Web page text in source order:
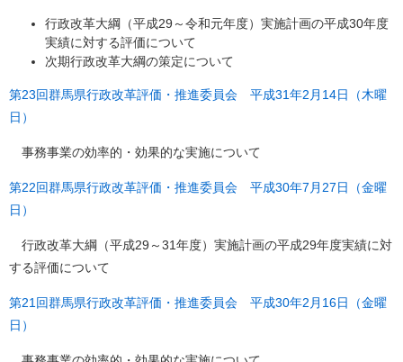
行政改革大綱（平成29～令和元年度）実施計画の平成30年度
実績に対する評価について
次期行政改革大綱の策定について
第23回群馬県行政改革評価・推進委員会 平成31年2月14日（木曜
日）
事務事業の効率的・効果的な実施について
第22回群馬県行政改革評価・推進委員会 平成30年7月27日（金曜
日）
行政改革大綱（平成29～31年度）実施計画の平成29年度実績に対
する評価について
第21回群馬県行政改革評価・推進委員会 平成30年2月16日（金曜
日）